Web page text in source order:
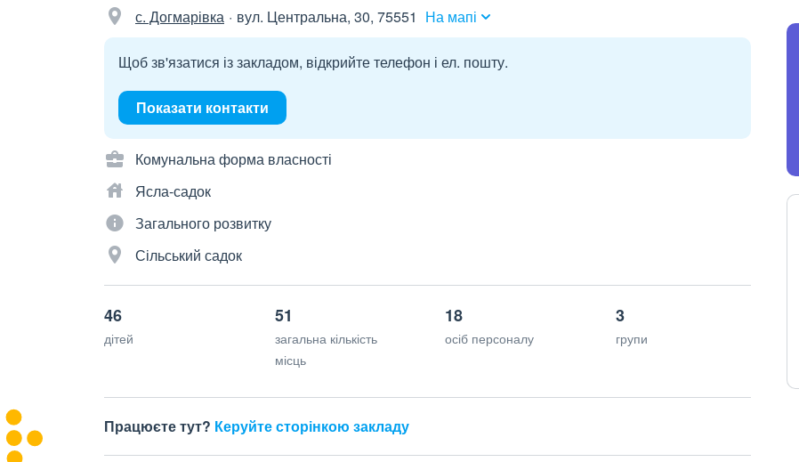
с. Догмарівка вул. Центральна, 30, 75551 На мапі
Щоб зв'язатися із закладом, відкрийте телефон і ел. пошту.
Показати контакти
Комунальна форма власності
Ясла-садок
Загального розвитку
Сільський садок
46
дітей
51
загальна кількість
місць
18
осіб персоналу
3
групи
Працюєте тут? Керуйте сторінкою закладу